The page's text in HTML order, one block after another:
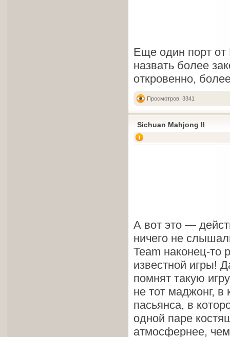
Еще один порт от
назвать более
откровенно,
Просмотров: 3341
Sichuan Mahjong II
А вот это —
ничего не
Team наконец-то
известной игры!
помнят такую
не тот маджонг, в
пасьянса, в
одной паре
атмосфернее,